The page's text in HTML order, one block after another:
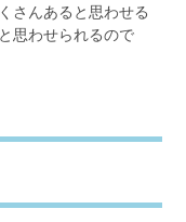
さんあると思わせる
思わせられるので